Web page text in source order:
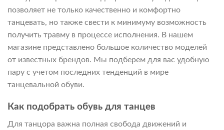
позволяет не только качественно и комфортно
танцевать, но также свести к минимуму возможность
получить травму в процессе исполнения. В нашем
магазине представлено большое количество моделей
от известных брендов. Мы подберем для вас удобную
пару с учетом последних тенденций в мире
танцевальной обуви.
Как подобрать обувь для танцев
Для танцора важна полная свобода движений и